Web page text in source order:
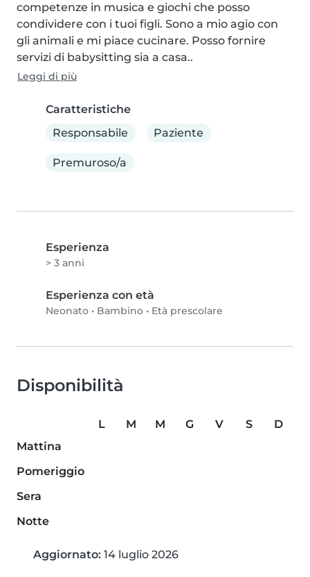
competenze in musica e giochi che posso
condividere con i tuoi figli. Sono a mio agio con
gli animali e mi piace cucinare. Posso fornire
servizi di babysitting sia a casa..
Leggi di più
Caratteristiche
Responsabile
Paziente
Premuroso/a
Esperienza
> 3 anni
Esperienza con età
Neonato • Bambino • Età prescolare
Disponibilità
L M M G V S
D
Mattina
Pomeriggio
Sera
Notte
Aggiornato: 14 luglio 2026